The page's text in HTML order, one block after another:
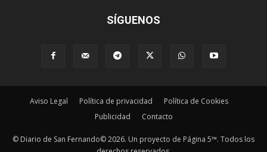
SÍGUENOS
Aviso Legal Política de privacidad
Política de Cookies
Publicidad
Contacto
© Diario de San Fernando© 2026. Un proyecto de Página 5™. Todos los